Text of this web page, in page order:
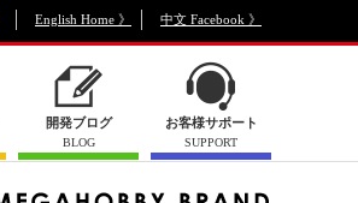
English Home 》 中文 Facebook 》
開発ブログ
BLOG
お客様サポート
SUPPORT